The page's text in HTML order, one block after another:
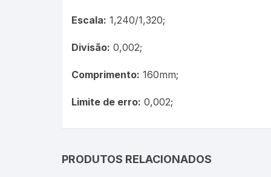
Sacarômetro de Plato
Termo-Lactodensímetro
Urina
Escala: 1,240/1,320;
Divisão: 0,002;
Comprimento: 160mm;
Limite de erro: 0,002;
PRODUTOS RELACIONADOS